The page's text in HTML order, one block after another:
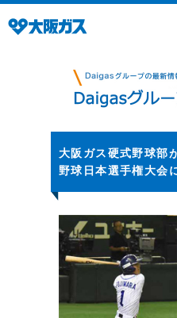
大阪ガス硬式野球部
野球日本選手権大会